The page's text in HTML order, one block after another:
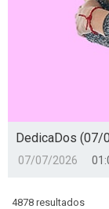
DedicaDos (07/
07/07/2026
4878 resultados